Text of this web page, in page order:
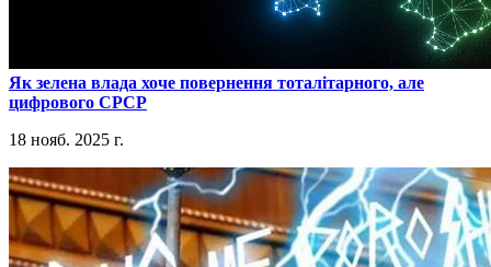
​Як зелена влада хоче повернення тоталітарного, але
цифрового СРСР
18 нояб. 2025 г.